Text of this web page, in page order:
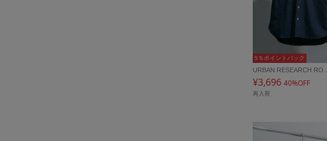
5％ポイントバック
URBAN RESEARCH RO…
¥3,696 40%OFF
再入荷